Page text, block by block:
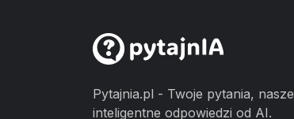
Pytajnia.pl - Twoje pytania, nasze
inteligentne odpowiedzi od AI.